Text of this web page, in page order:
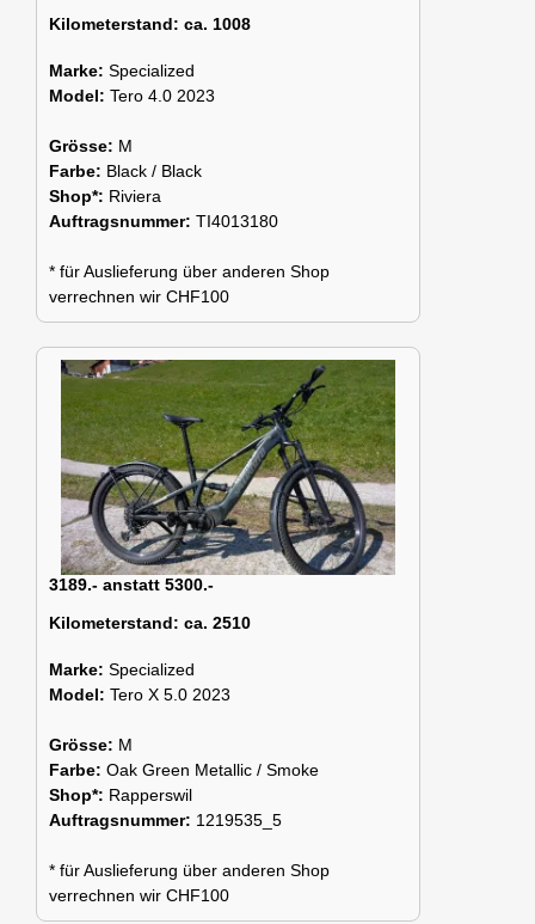
Kilometerstand: ca. 1008
Marke: Specialized
Model: Tero 4.0 2023
Grösse: M
Farbe: Black / Black
Shop*: Riviera
Auftragsnummer: TI4013180
* für Auslieferung über anderen Shop
verrechnen wir CHF100
3189.- anstatt 5300.-
Kilometerstand: ca. 2510
Marke: Specialized
Model: Tero X 5.0 2023
Grösse: M
Farbe: Oak Green Metallic / Smoke
Shop*: Rapperswil
Auftragsnummer: 1219535_5
* für Auslieferung über anderen Shop
verrechnen wir CHF100